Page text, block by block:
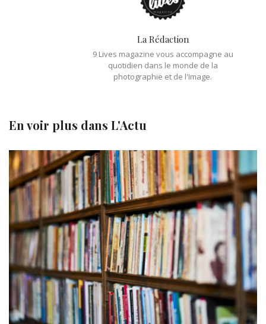
La Rédaction
9 Lives magazine vous accompagne au
quotidien dans le monde de la
photographie et de l'Image.
En voir plus dans L'Actu